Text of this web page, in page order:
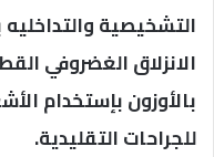
التشخيصية
الانزلاق الغضروفي
بالأوزون بإستخدام
للجراحات التقليدية.